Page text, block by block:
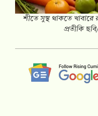
শীতে সুস্থ থাকতে
প্রতীকি